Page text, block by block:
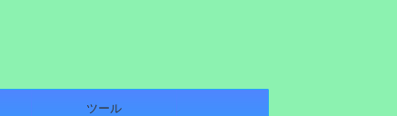
ツール